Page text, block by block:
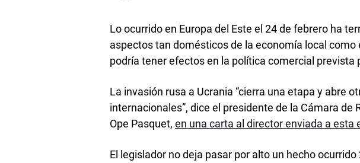
Lo ocurrido en Europa del Este el 24 de febrero ha
aspectos tan domésticos de la economía local como
podría tener efectos en la política comercial prevista
La invasión rusa a Ucrania “cierra una etapa y abre
internacionales”, dice el presidente de la Cámara de
Ope Pasquet,en una carta al director enviada a esta
El legislador no deja pasar por alto un hecho